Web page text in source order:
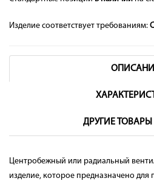
Изделие соответствует требованиям:
ДРУГИЕ ТОВАРЫ
Центробежный или радиальный
изделие, которое предназначено для